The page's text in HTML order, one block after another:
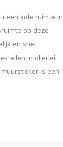
een kale ruimte in
op deze
en snel
in allerlei
is een